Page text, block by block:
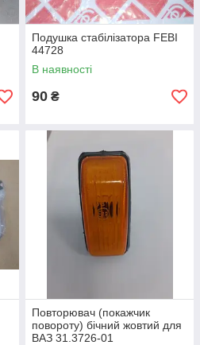
Подушка стабілізатора FEBI
44728
В наявності
90 ₴
Повторювач (покажчик
повороту) бічний жовтий для
ВАЗ 31.3726-01